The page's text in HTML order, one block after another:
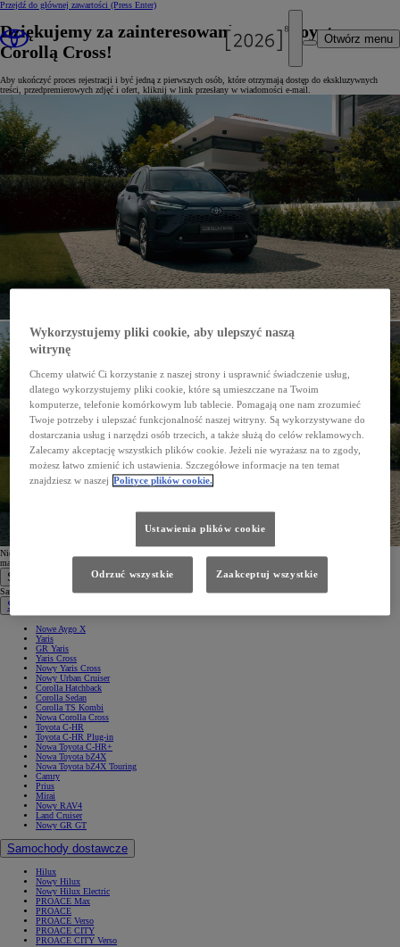
Przejdź do głównej zawartości (Press Enter)
Otwórz menu
Dziękujemy za zainteresowanie nową Toyotą
Corollą Cross!
Aby ukończyć proces rejestracji i być jedną z pierwszych osób, które otrzymają dostęp do ekskluzywnych
treści, przedpremierowych zdjęć i ofert, kliknij w link przesłany w wiadomości e-mail.
Nie możesz odnaleźć wiadomości? Sprawdź folder spam lub
mail.
Samochody
Samochody
Samochody osobowe
Nowe Aygo X
Yaris
GR Yaris
Yaris Cross
Nowy Yaris Cross
Nowy Urban Cruiser
Corolla Hatchback
Corolla Sedan
Corolla TS Kombi
Nowa Corolla Cross
Toyota C-HR
Toyota C-HR Plug-in
Nowa Toyota C-HR+
Nowa Toyota bZ4X
Nowa Toyota bZ4X Touring
Camry
Prius
Mirai
Nowy RAV4
Land Cruiser
Nowy GR GT
Samochody dostawcze
Hilux
Nowy Hilux
Nowy Hilux Electric
PROACE Max
PROACE
PROACE Verso
PROACE CITY
PROACE CITY Verso
Wykorzystujemy pliki cookie, aby ulepszyć naszą
witrynę
Chcemy ułatwić Ci korzystanie z naszej strony i usprawnić świadczenie usług,
dlatego wykorzystujemy pliki cookie, które są umieszczane na Twoim
komputerze, telefonie komórkowym lub tablecie. Pomagają one nam zrozumieć
Twoje potrzeby i ulepszać funkcjonalność naszej witryny. Są wykorzystywane do
dostarczania usług i narzędzi osób trzecich, a także służą do celów reklamowych.
Zalecamy akceptację wszystkich plików cookie. Jeżeli nie wyrażasz na to zgody,
możesz łatwo zmienić ich ustawienia. Szczegółowe informacje na ten temat
znajdziesz w naszej Polityce plików cookie.
Ustawienia plików cookie
Odrzuć wszystkie Zaakceptuj wszystkie